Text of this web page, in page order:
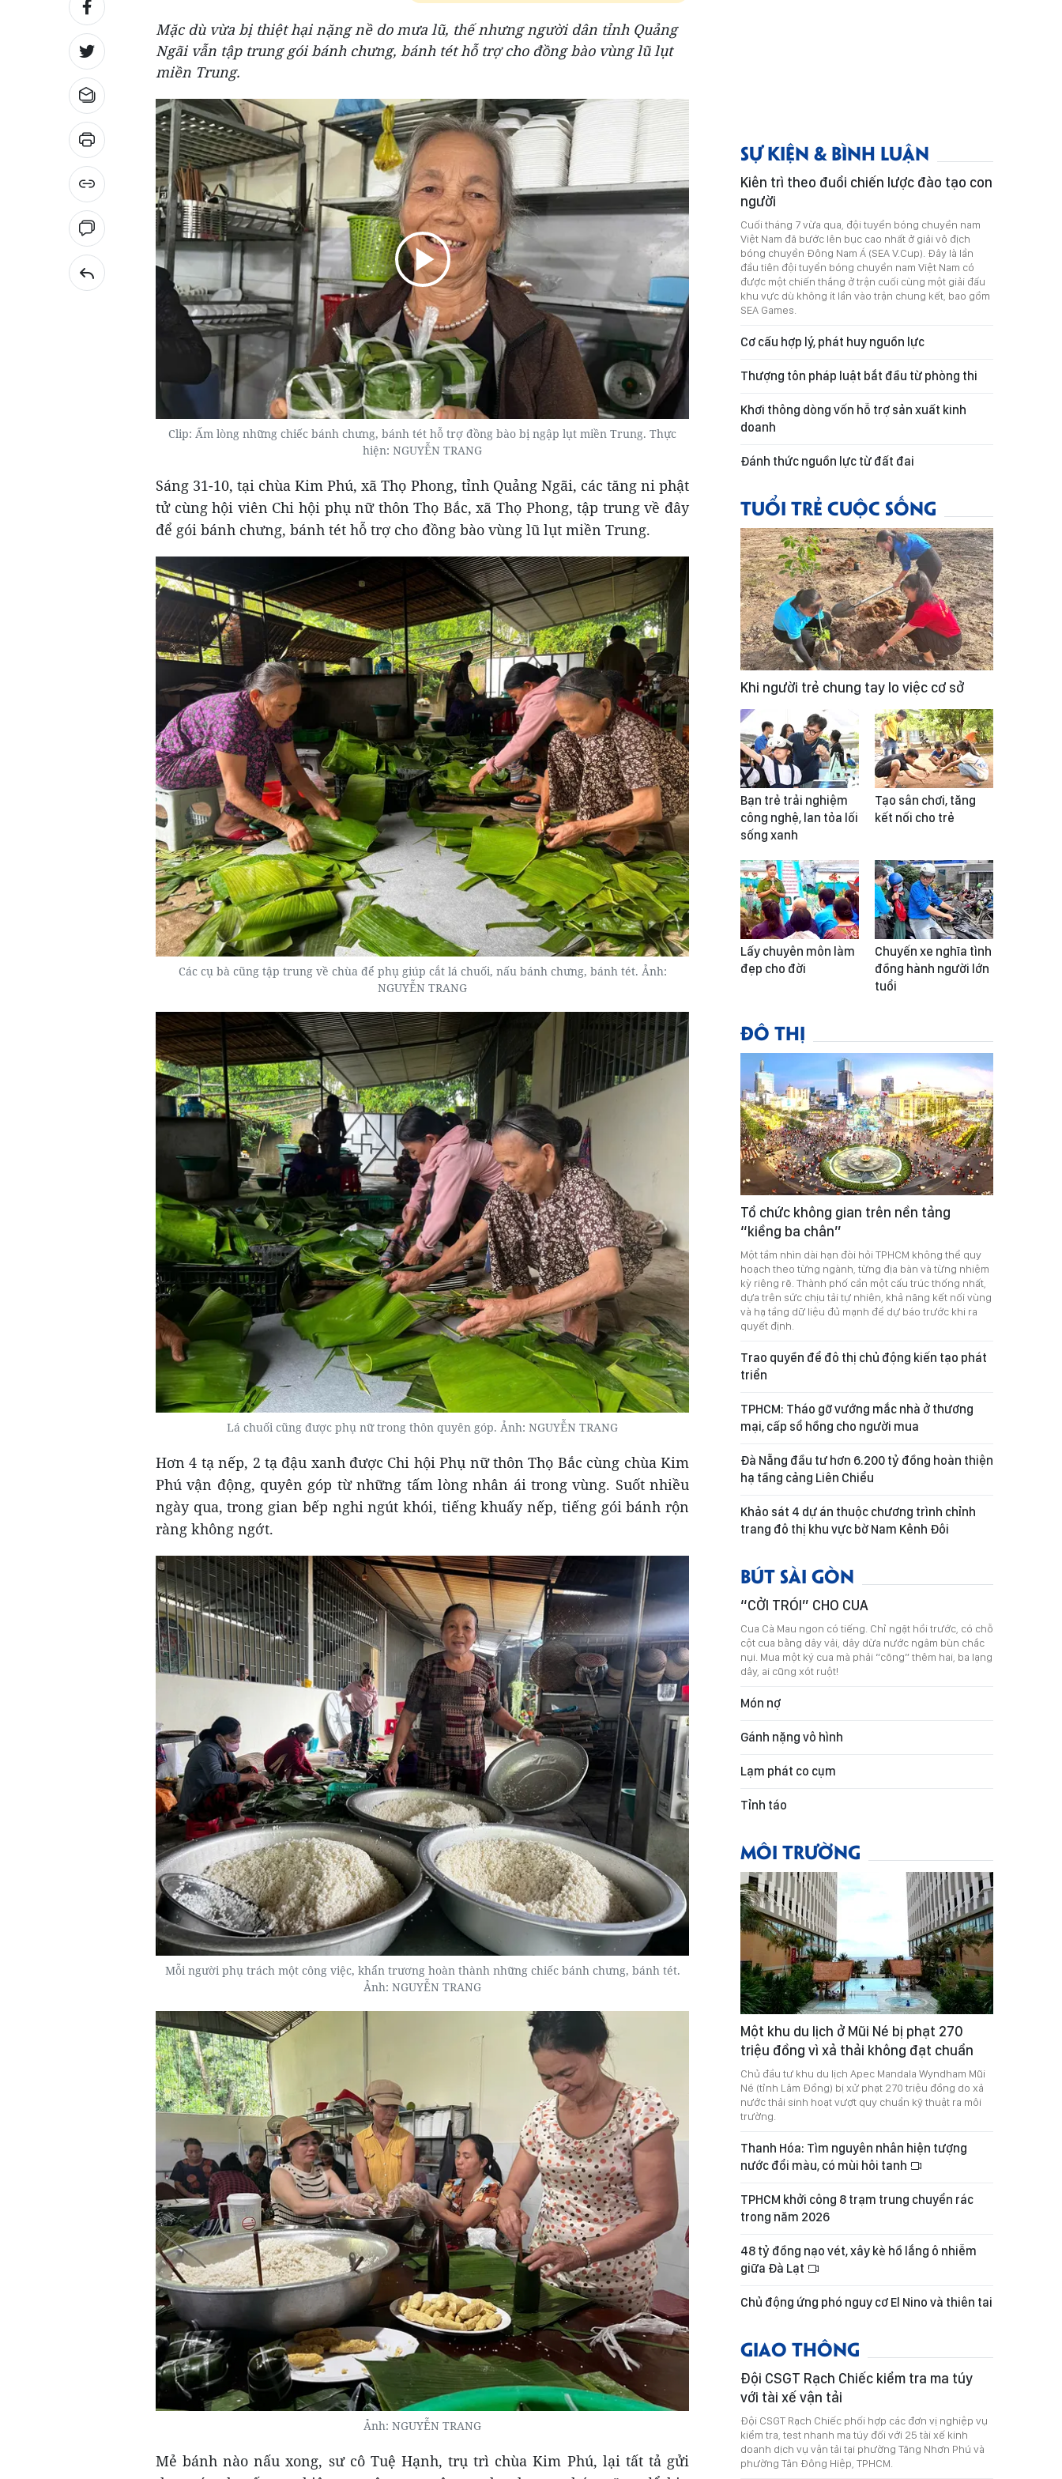
Mặc dù vừa bị thiệt hại nặng nề do mưa lũ, thế nhưng người dân tỉnh Quảng
Ngãi vẫn tập trung gói bánh chưng, bánh tét hỗ trợ cho đồng bào vùng lũ lụt
miền Trung.
Clip: Ấm lòng những chiếc bánh chưng, bánh tét hỗ trợ đồng bào bị ngập lụt miền Trung. Thực
hiện: NGUYỄN TRANG
Sáng 31-10, tại chùa Kim Phú, xã Thọ Phong, tỉnh Quảng Ngãi, các tăng ni phật
tử cùng hội viên Chi hội phụ nữ thôn Thọ Bắc, xã Thọ Phong, tập trung về đây
để gói bánh chưng, bánh tét hỗ trợ cho đồng bào vùng lũ lụt miền Trung.
Các cụ bà cũng tập trung về chùa để phụ giúp cắt lá chuối, nấu bánh chưng, bánh tét. Ảnh:
NGUYỄN TRANG
Lá chuối cũng được phụ nữ trong thôn quyên góp. Ảnh: NGUYỄN TRANG
Hơn 4 tạ nếp, 2 tạ đậu xanh được Chi hội Phụ nữ thôn Thọ Bắc cùng chùa Kim
Phú vận động, quyên góp từ những tấm lòng nhân ái trong vùng. Suốt nhiều
ngày qua, trong gian bếp nghi ngút khói, tiếng khuấy nếp, tiếng gói bánh rộn
ràng không ngớt.
Mỗi người phụ trách một công việc, khẩn trương hoàn thành những chiếc bánh chưng, bánh tét.
Ảnh: NGUYỄN TRANG
Ảnh: NGUYỄN TRANG
Mẻ bánh nào nấu xong, sư cô Tuệ Hạnh, trụ trì chùa Kim Phú, lại tất tả gửi
SỰ KIỆN & BÌNH LUẬN
Kiên trì theo đuổi chiến lược đào tạo con
người
Cuối tháng 7 vừa qua, đội tuyển bóng chuyền nam
Việt Nam đã bước lên bục cao nhất ở giải vô địch
bóng chuyền Đông Nam Á (SEA V.Cup). Đây là lần
đầu tiên đội tuyển bóng chuyền nam Việt Nam có
được một chiến thắng ở trận cuối cùng một giải đấu
khu vực dù không ít lần vào trận chung kết, bao gồm
SEA Games.
Cơ cấu hợp lý, phát huy nguồn lực
Thượng tôn pháp luật bắt đầu từ phòng thi
Khơi thông dòng vốn hỗ trợ sản xuất kinh
doanh
Đánh thức nguồn lực từ đất đai
TUỔI TRẺ CUỘC SỐNG
Khi người trẻ chung tay lo việc cơ sở
Bạn trẻ trải nghiệm
công nghệ, lan tỏa lối
sống xanh
Tạo sân chơi, tăng
kết nối cho trẻ
Lấy chuyên môn làm
đẹp cho đời
Chuyến xe nghĩa tình
đồng hành người lớn
tuổi
ĐÔ THỊ
Tổ chức không gian trên nền tảng
“kiềng ba chân”
Một tầm nhìn dài hạn đòi hỏi TPHCM không thể quy
hoạch theo từng ngành, từng địa bàn và từng nhiệm
kỳ riêng rẽ. Thành phố cần một cấu trúc thống nhất,
dựa trên sức chịu tải tự nhiên, khả năng kết nối vùng
và hạ tầng dữ liệu đủ mạnh để dự báo trước khi ra
quyết định.
Trao quyền để đô thị chủ động kiến tạo phát
triển
TPHCM: Tháo gỡ vướng mắc nhà ở thương
mại, cấp sổ hồng cho người mua
Đà Nẵng đầu tư hơn 6.200 tỷ đồng hoàn thiện
hạ tầng cảng Liên Chiểu
Khảo sát 4 dự án thuộc chương trình chỉnh
trang đô thị khu vực bờ Nam Kênh Đôi
BÚT SÀI GÒN
“CỞI TRÓI” CHO CUA
Cua Cà Mau ngon có tiếng. Chỉ ngặt hồi trước, có chỗ
cột cua bằng dây vải, dây dừa nước ngâm bùn chắc
nụi. Mua một ký cua mà phải “cõng” thêm hai, ba lạng
dây, ai cũng xót ruột!
Món nợ
Gánh nặng vô hình
Lạm phát co cụm
Tỉnh táo
MÔI TRƯỜNG
Một khu du lịch ở Mũi Né bị phạt 270
triệu đồng vì xả thải không đạt chuẩn
Chủ đầu tư khu du lịch Apec Mandala Wyndham Mũi
Né (tỉnh Lâm Đồng) bị xử phạt 270 triệu đồng do xả
nước thải sinh hoạt vượt quy chuẩn kỹ thuật ra môi
trường.
Thanh Hóa: Tìm nguyên nhân hiện tượng
nước đổi màu, có mùi hôi tanh
TPHCM khởi công 8 trạm trung chuyển rác
trong năm 2026
48 tỷ đồng nạo vét, xây kè hồ lắng ô nhiễm
giữa Đà Lạt
Chủ động ứng phó nguy cơ El Nino và thiên tai
GIAO THÔNG
Đội CSGT Rạch Chiếc kiểm tra ma túy
với tài xế vận tải
Đội CSGT Rạch Chiếc phối hợp các đơn vị nghiệp vụ
kiểm tra, test nhanh ma túy đối với 25 tài xế kinh
doanh dịch vụ vận tải tại phường Tăng Nhơn Phú và
phường Tân Đông Hiệp, TPHCM.